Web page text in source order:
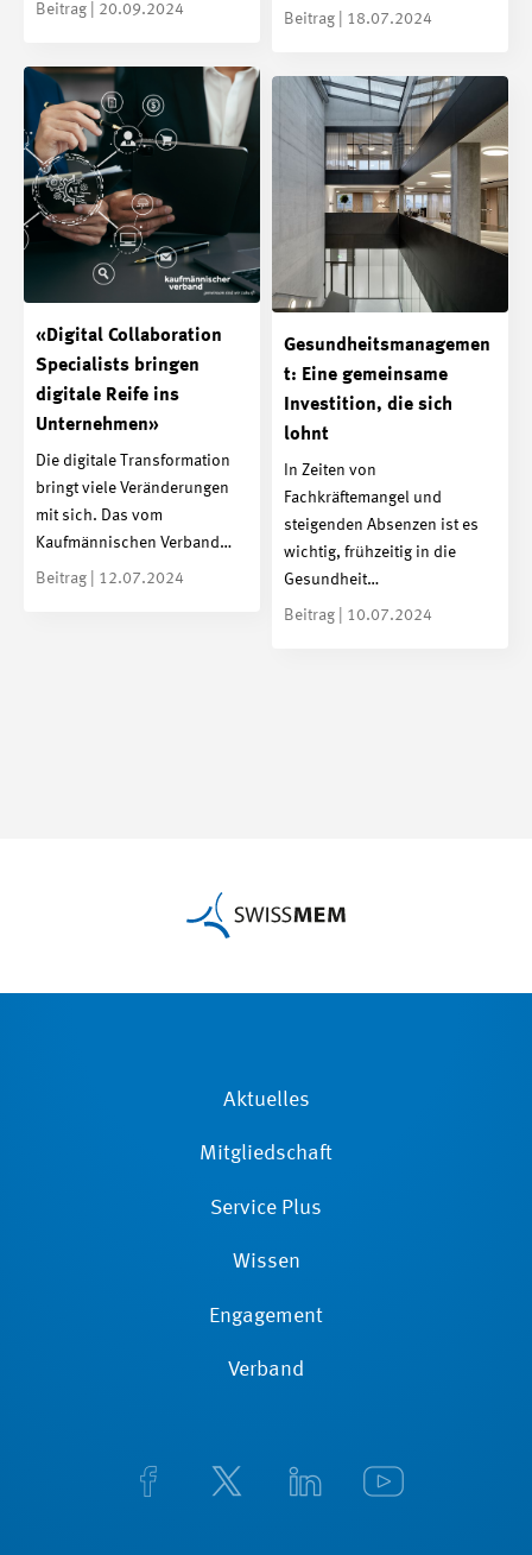
Beitrag | 20.09.2024
Beitrag | 18.07.2024
«Digital Collaboration
Specialists bringen
digitale Reife ins
Unternehmen»
Die digitale Transformation
bringt viele Veränderungen
mit sich. Das vom
Kaufmännischen Verband…
Beitrag | 12.07.2024
Gesundheitsmanagemen
t: Eine gemeinsame
Investition, die sich
lohnt
In Zeiten von
Fachkräftemangel und
steigenden Absenzen ist es
wichtig, frühzeitig in die
Gesundheit…
Beitrag | 10.07.2024
Aktuelles
Mitgliedschaft
Service Plus
Wissen
Engagement
Verband